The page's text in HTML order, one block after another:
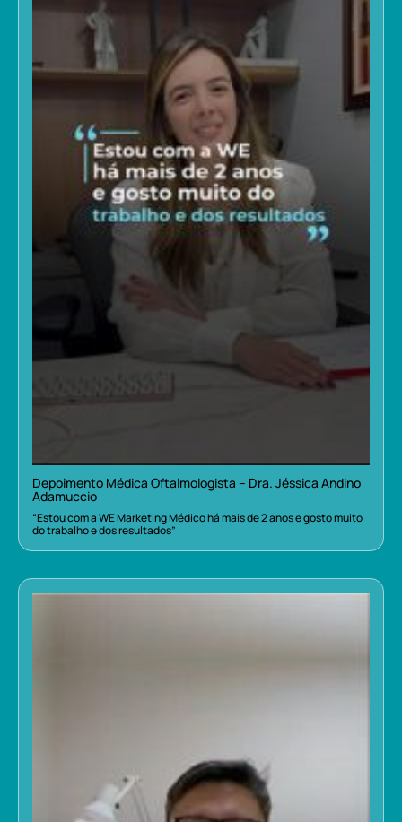
Depoimento Médica Oftalmologista – Dra. Jéssica Andino
Adamuccio
“Estou com a WE Marketing Médico há mais de 2 anos e gosto muito
do trabalho e dos resultados”